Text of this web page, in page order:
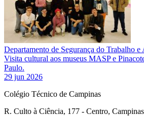
Departamento de Segurança do Trabalho e
Visita cultural aos museus MASP e
Paulo.
29 jun 2026
Colégio Técnico de Campinas
R. Culto à Ciência, 177 - Centro,